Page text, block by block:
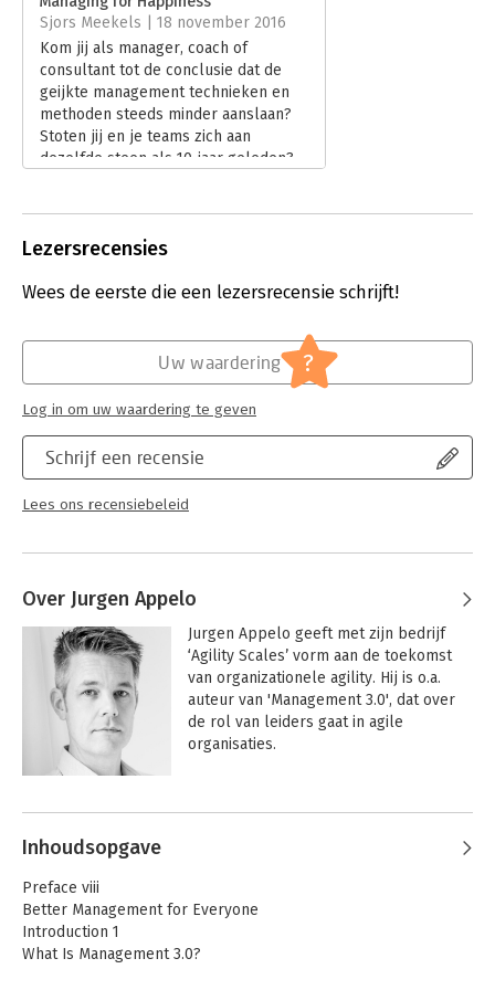
Hoofdrubriek: Algemeen management
Sjors Meekels | 18 november 2016
Kom jij als manager, coach of
consultant tot de conclusie dat de
geijkte management technieken en
methoden steeds minder aanslaan?
Stoten jij en je teams zich aan
dezelfde steen als 10 jaar geleden?
Lezersrecensies
Wees de eerste die een lezersrecensie schrijft!
Schrijf een recensie
Lees ons recensiebeleid
Uw waardering ?
Log in om uw waardering te geven
Over Jurgen Appelo
Jurgen Appelo geeft met zijn bedrijf
‘Agility Scales’ vorm aan de toekomst
van organizationele agility. Hij is o.a.
auteur van 'Management 3.0', dat over
de rol van leiders gaat in agile
organisaties.
auteur en spreker helpt Jurgen
introduceren met minder managers.
Hij is  o.a. co-founder van het Agile Lean
Andere boeken door Jurgen Appelo
Inhoudsopgave
Preface viii
Better Management for Everyone
Introduction 1
What Is Management 3.0?